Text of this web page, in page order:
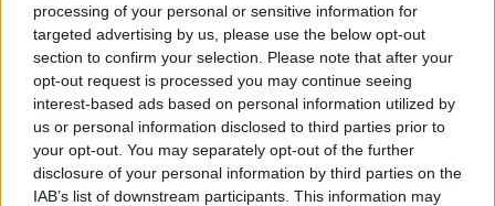
processing of your personal or sensitive information for
targeted advertising by us, please use the below opt-out
section to confirm your selection. Please note that after your
opt-out request is processed you may continue seeing
interest-based ads based on personal information utilized by
us or personal information disclosed to third parties prior to
your opt-out. You may separately opt-out of the further
disclosure of your personal information by third parties on the
IAB’s list of downstream participants. This information may
KÜLFÖLD 2026. augusztus 4.
Tizenkét évig hallgatta a mesét a NATO-
tagságról, most feladta a londoni ukrán
nagykövet